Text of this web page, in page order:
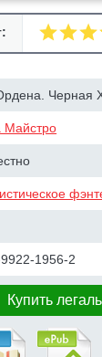
Черная
Майстро
1956-2
Купить